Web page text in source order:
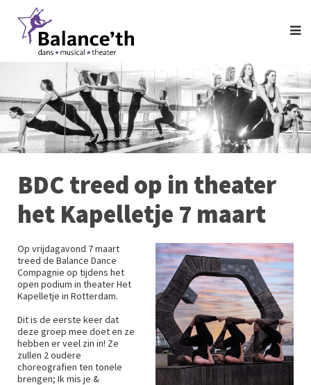
BDC treed op in theater
het Kapelletje 7 maart
Op vrijdagavond 7 maart
treed de Balance Dance
Compagnie op tijdens het
open podium in theater Het
Kapelletje in Rotterdam.
Dit is de eerste keer dat
deze groep mee doet en ze
hebben er veel zin in! Ze
zullen 2 oudere
choreografien ten tonele
brengen; Ik mis je &